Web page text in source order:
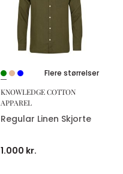
Flere størrelser
KNOWLEDGE COTTON
APPAREL
Regular Linen Skjorte
1.000 kr.